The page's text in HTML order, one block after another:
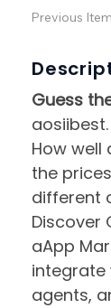
Guess
aosiibest.
How well
the
different
Discover
aApp
integrate
agents,
Previous Item